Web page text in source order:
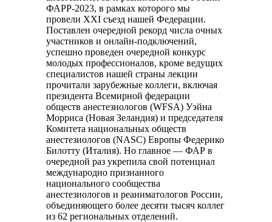
ФАРР-2023, в рамках которого мы
провели XXI съезд нашей Федерации.
Поставлен очередной рекорд числа очных
участников и онлайн-подключений,
успешно проведен очередной конкурс
молодых профессионалов, кроме ведущих
специалистов нашей страны лекции
прочитали зарубежные коллеги, включая
президента Всемирной федерации
обществ анестезиологов (WFSA) Уэйна
Морриса (Новая Зеландия) и председателя
Комитета национальных обществ
анестезиологов (NASC) Европы Федерико
Билотту (Италия). Но главное — ФАР в
очередной раз укрепила свой потенциал
международно признанного
национального сообщества
анестезиологов и реаниматологов России,
объединяющего более десяти тысяч коллег
из 62 региональных отделений.